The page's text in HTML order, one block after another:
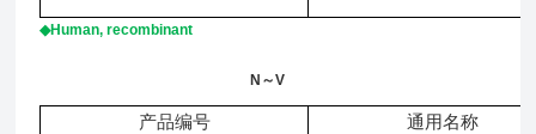
◆Human, recombinant
N～V
产品编号
通用名称